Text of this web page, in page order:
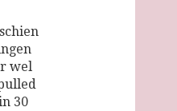
wel
30